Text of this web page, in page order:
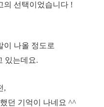
의 선택이었습니다 !
이 나올 정도로
있는데요.
,
던 기억이 나네요 ^^